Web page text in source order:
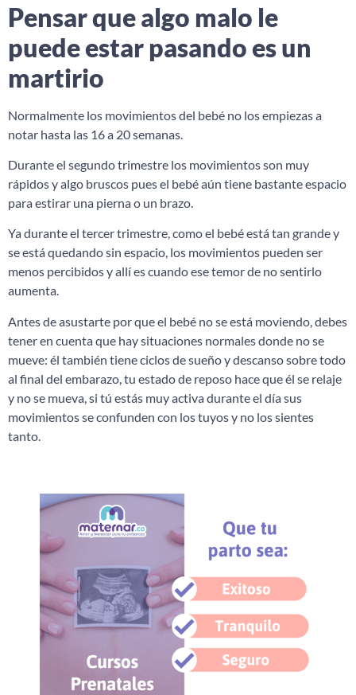
Pensar que algo malo le
puede estar pasando es un
martirio
Normalmente los movimientos del bebé no los empiezas a
notar hasta las 16 a 20 semanas.
Durante el segundo trimestre los movimientos son muy
rápidos y algo bruscos pues el bebé aún tiene bastante espacio
para estirar una pierna o un brazo.
Ya durante el tercer trimestre, como el bebé está tan grande y
se está quedando sin espacio, los movimientos pueden ser
menos percibidos y allí es cuando ese temor de no sentirlo
aumenta.
Antes de asustarte por que el bebé no se está moviendo, debes
tener en cuenta que hay situaciones normales donde no se
mueve: él también tiene ciclos de sueño y descanso sobre todo
al final del embarazo, tu estado de reposo hace que él se relaje
y no se mueva, si tú estás muy activa durante el día sus
movimientos se confunden con los tuyos y no los sientes
tanto.